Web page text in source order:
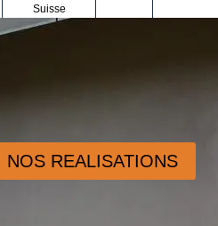
Suisse
NOS REALISATIONS